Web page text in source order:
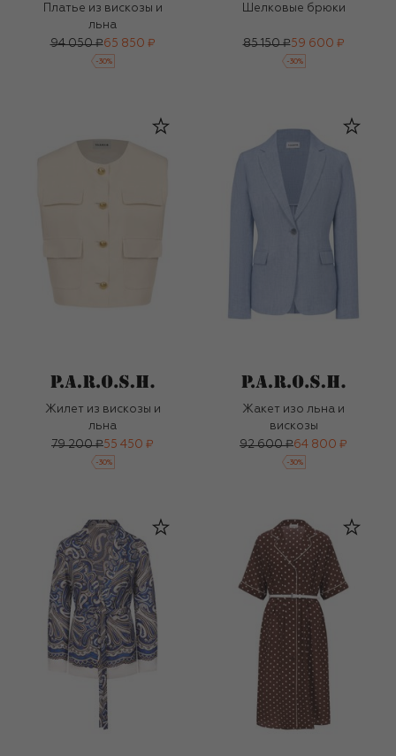
Платье из вискозы и
льна
94 050 ₽65 850 ₽
-30%
Шелковые брюки
85 150 ₽59 600 ₽
-30%
Жилет из вискозы и
льна
79 200 ₽55 450 ₽
-30%
Жакет изо льна и
вискозы
92 600 ₽64 800 ₽
-30%